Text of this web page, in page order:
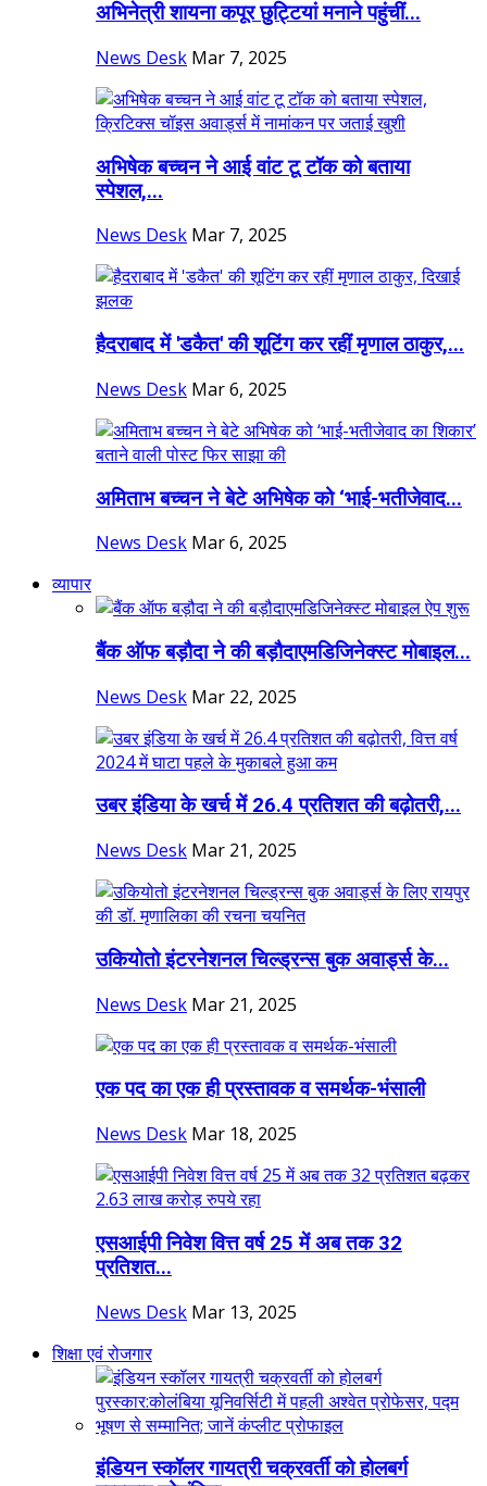
अभिनेत्री शायना कपूर छुट्टियां मनाने पहुंचीं...
News Desk Mar 7, 2025
अभिषेक बच्चन ने आई वांट टू टॉक को बताया
स्पेशल,...
News Desk Mar 7, 2025
हैदराबाद में 'डकैत' की शूटिंग कर रहीं मृणाल ठाकुर,...
News Desk Mar 6, 2025
अमिताभ बच्चन ने बेटे अभिषेक को ‘भाई-भतीजेवाद...
News Desk Mar 6, 2025
व्यापार
बैंक ऑफ बड़ौदा ने की बड़ौदाएमडिजिनेक्स्ट मोबाइल...
News Desk Mar 22, 2025
उबर इंडिया के खर्च में 26.4 प्रतिशत की बढ़ोतरी,...
News Desk Mar 21, 2025
उकियोतो इंटरनेशनल चिल्ड्रन्स बुक अवार्ड्स के...
News Desk Mar 21, 2025
एक पद का एक ही प्रस्तावक व समर्थक-भंसाली
News Desk Mar 18, 2025
एसआईपी निवेश वित्त वर्ष 25 में अब तक 32
प्रतिशत...
News Desk Mar 13, 2025
शिक्षा एवं रोजगार
इंडियन स्कॉलर गायत्री चक्रवर्ती को होलबर्ग